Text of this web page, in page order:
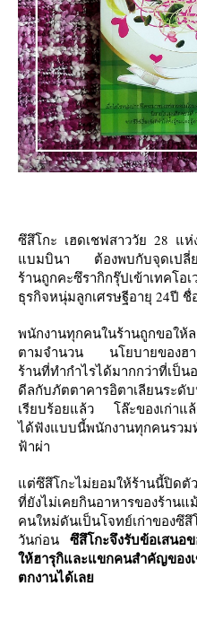
ซึสึโกะ เฮดเชฟสาววัย 28 แห่
บมบินา
ต้องพบกับจุดเปลี่
ร้านถูกคะซึรากิกรุ๊ปเข้าเทคโ
ธุรกิจหนุ่มลูกเศรษฐีอายุ 24ปี ชื่
พนักงานทุกคนในร้านถูกขอให้
ตามจำนวน นโยบายของฮา
ร้านที่ทำกำไรได้มากกว่าที่เป็
ดีลกับภัตตาคารอิตาเลียนระดั
เรียบร้อยแล้ว โล๊ะของเก่าแ
ได้ฟังแบบนี้พนักงานทุกคนรวม
ฟ้าผ่า
ต่ซึสึโกะไม่ยอมให้ร้านนี้ปิดตั
ที่ยังไม่เคยกินอาหารของร้าน
คนใหม่ดันเป็นโจทย์เก่าของซึสึ
วันก่อน ซึสึโกะจึงรับข้อเสนอ
ห้ฮารุกิและแขกคนสำคัญขอ
ตกงานได้เล